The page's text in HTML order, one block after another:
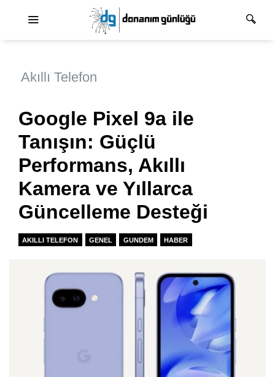
Akıllı Telefon
Google Pixel 9a ile
Tanışın: Güçlü
Performans, Akıllı
Kamera ve Yıllarca
Güncelleme Desteği
AKILLI TELEFON GENEL GUNDEM HABER